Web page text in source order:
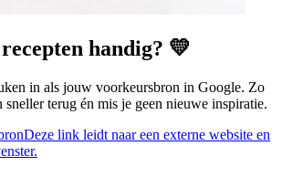
handig? 💛
in als jouw voorkeursbron in Google. Zo
sneller terug én mis je geen nieuwe inspiratie.
Deze link leidt naar een externe website en